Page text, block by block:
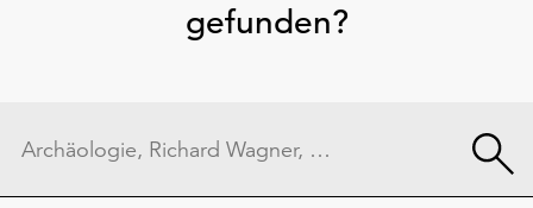
gefunden?